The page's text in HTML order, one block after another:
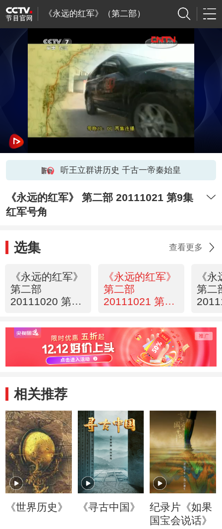
《永远的红军》（第二部）
听王立群讲历史 千古一帝秦始皇
《永远的红军》 第二部 20111021 第9集
红军号角
选集 查看更多
《永远的红军》
第二部
20111020 第7
《永远的红军》
第二部
20111021 第9
《
第二
夕
相关推荐
《世界历史》 《寻古中国》
纪录片《如果
国宝会说话》